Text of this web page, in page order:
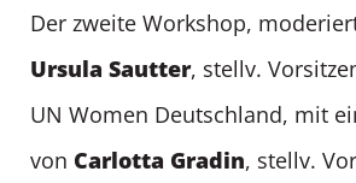
Der zweite Workshop,
Ursula Sautter, stellv.
UN Women Deutschland, mit
von Carlotta Gradin, stellv.